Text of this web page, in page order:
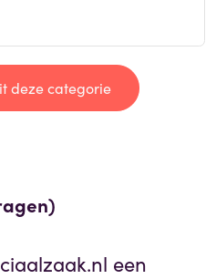
deze categorie
een